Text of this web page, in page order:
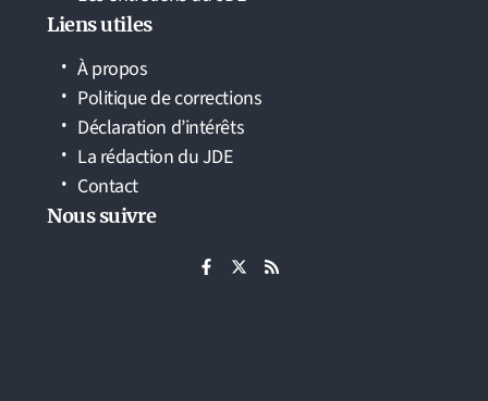
Liens utiles
À propos
Politique de corrections
Déclaration d’intérêts
La rédaction du JDE
Contact
Nous suivre